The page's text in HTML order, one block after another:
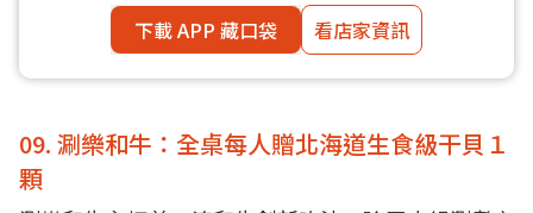
下載 APP 藏口袋 看店家資訊
09. 涮樂和牛：全桌每人贈北海道生食級干貝１
顆